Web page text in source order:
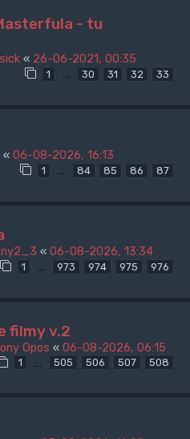
- tu
« 26-06-2021, 00:35
1 … 30 31 32 33
« 06-08-2026, 16:13
1 … 84 85 86 87
« 06-08-2026, 13:34
1 … 973 974 975 976
filmy v.2
Opos « 06-08-2026, 06:15
1 … 505 506 507 508